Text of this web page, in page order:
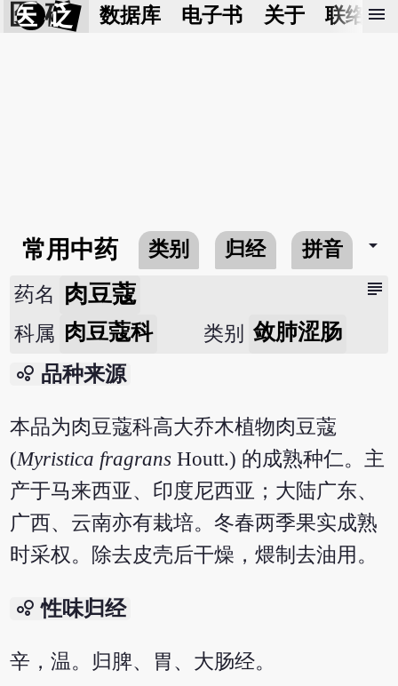
医 砭 数据库 电子书 关于 联络我
menu
常用中药 类别 归经 拼音 arrow_drop_down
subject
药名 肉豆蔻
科属 肉豆蔻科 类别 敛肺涩肠
bubble_chart 品种来源
本品为肉豆蔻科高大乔木植物肉豆蔻
(Myristica fragrans Houtt.) 的成熟种仁。主
产于马来西亚、印度尼西亚；大陆广东、
广西、云南亦有栽培。冬春两季果实成熟
时采权。除去皮壳后干燥，煨制去油用。
bubble_chart 性味归经
辛，温。归脾、胃、大肠经。